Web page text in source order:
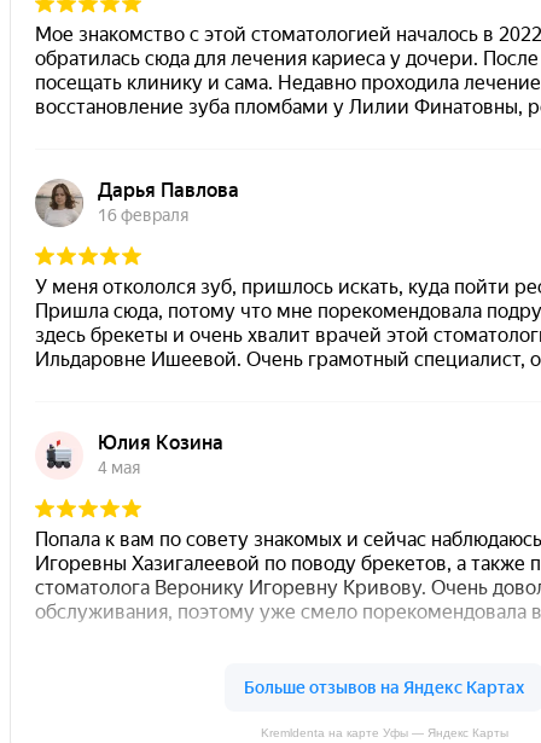
Kremldenta на карте Уфы — Яндекс Карты